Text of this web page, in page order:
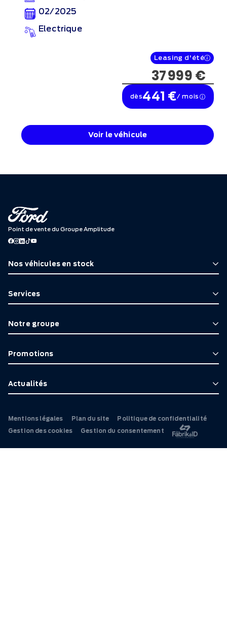
02/2025
Electrique
Leasing d'été
37 999 €
dès441 €/ mois
Voir le véhicule
Point de vente du Groupe Amplitude
Nos véhicules en stock
Services
Notre groupe
Promotions
Actualités
Mentions légales Plan du site
Politique de confidentialité
Gestion des cookies
Gestion du consentement